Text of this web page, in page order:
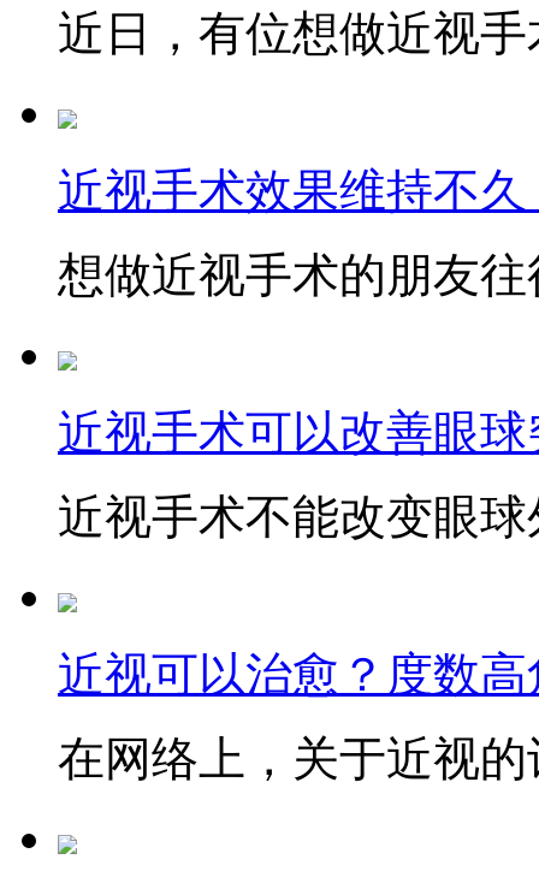
近日，有位想做近视
近视手术效果维持不
想做近视手术的朋友
近视手术可以改善眼
近视手术不能改变眼
近视可以治愈？度数
在网络上，关于近视